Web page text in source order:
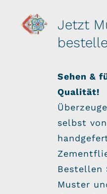
Jetzt
Sehen &
Qualität!
selbst
Bestellen
Muster